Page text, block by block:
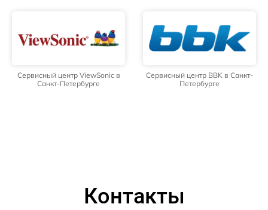
Сервисный центр ViewSonic в
Санкт-Петербурге
Сервисный центр BBK в Санкт-
Петербурге
Контакты